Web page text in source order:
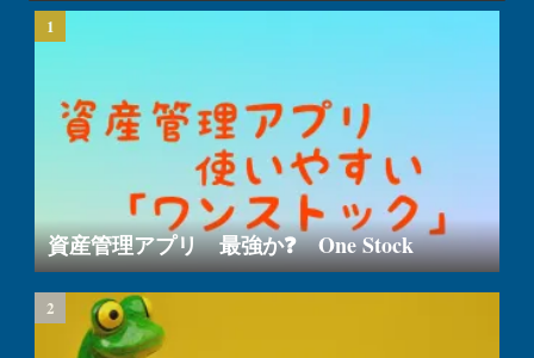
資産管理アプリ 最強か❓ One Stock